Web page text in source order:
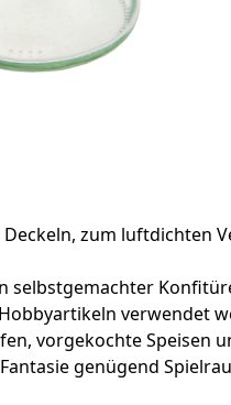
zum luftdichten
verwendet
vorgekochte Speisen
genügend